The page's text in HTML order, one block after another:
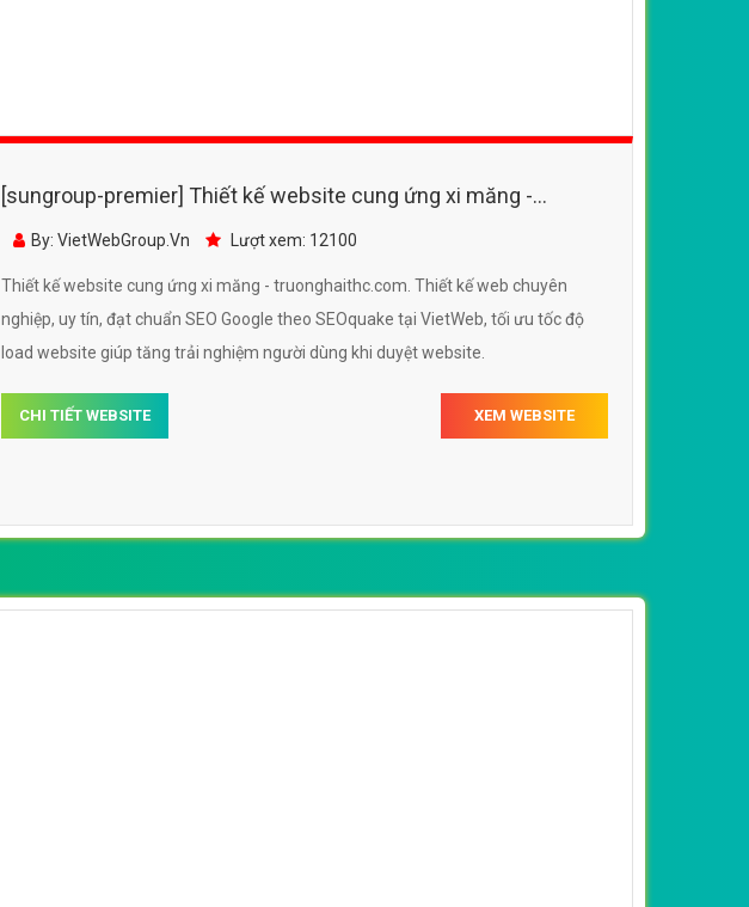
[sungroup-premier] Thiết kế website cung ứng xi măng -
truonghaithc.com đẹp SEO tốt
By: VietWebGroup.Vn Lượt xem: 12100
Thiết kế website cung ứng xi măng - truonghaithc.com. Thiết kế web chuyên
nghiệp, uy tín, đạt chuẩn SEO Google theo SEOquake tại VietWeb, tối ưu tốc độ
load website giúp tăng trải nghiệm người dùng khi duyệt website.
CHI TIẾT WEBSITE XEM WEBSITE